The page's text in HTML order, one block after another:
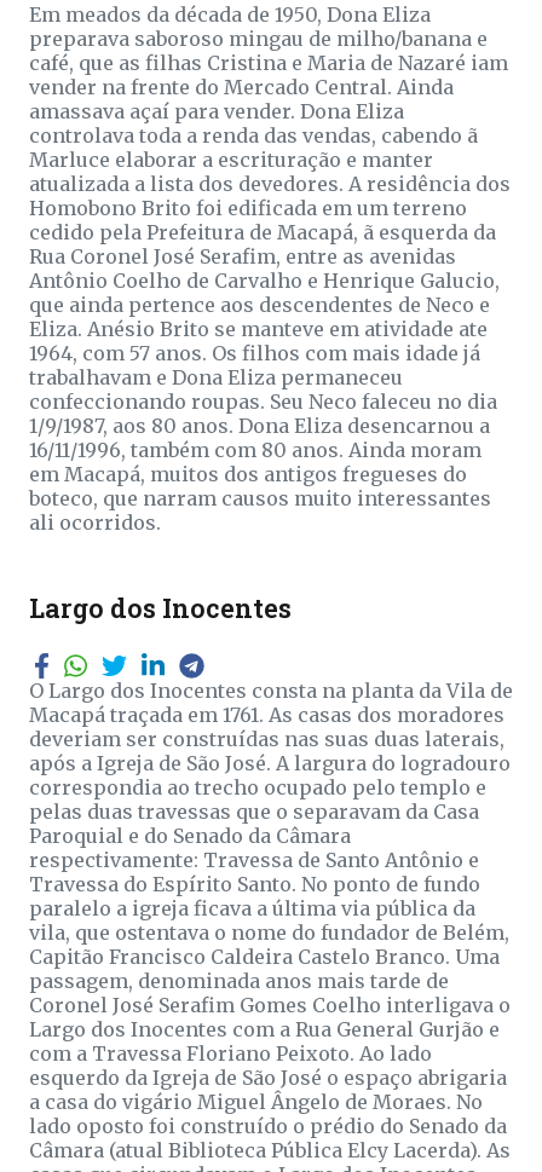
Em meados da década de 1950, Dona Eliza
preparava saboroso mingau de milho/banana e
café, que as filhas Cristina e Maria de Nazaré iam
vender na frente do Mercado Central. Ainda
amassava açaí para vender. Dona Eliza
controlava toda a renda das vendas, cabendo ã
Marluce elaborar a escrituração e manter
atualizada a lista dos devedores. A residência dos
Homobono Brito foi edificada em um terreno
cedido pela Prefeitura de Macapá, ã esquerda da
Rua Coronel José Serafim, entre as avenidas
Antônio Coelho de Carvalho e Henrique Galucio,
que ainda pertence aos descendentes de Neco e
Eliza. Anésio Brito se manteve em atividade ate
1964, com 57 anos. Os filhos com mais idade já
trabalhavam e Dona Eliza permaneceu
confeccionando roupas. Seu Neco faleceu no dia
1/9/1987, aos 80 anos. Dona Eliza desencarnou a
16/11/1996, também com 80 anos. Ainda moram
em Macapá, muitos dos antigos fregueses do
boteco, que narram causos muito interessantes
ali ocorridos.
Largo dos Inocentes
O Largo dos Inocentes consta na planta da Vila de
Macapá traçada em 1761. As casas dos moradores
deveriam ser construídas nas suas duas laterais,
após a Igreja de São José. A largura do logradouro
correspondia ao trecho ocupado pelo templo e
pelas duas travessas que o separavam da Casa
Paroquial e do Senado da Câmara
respectivamente: Travessa de Santo Antônio e
Travessa do Espírito Santo. No ponto de fundo
paralelo a igreja ficava a última via pública da
vila, que ostentava o nome do fundador de Belém,
Capitão Francisco Caldeira Castelo Branco. Uma
passagem, denominada anos mais tarde de
Coronel José Serafim Gomes Coelho interligava o
Largo dos Inocentes com a Rua General Gurjão e
com a Travessa Floriano Peixoto. Ao lado
esquerdo da Igreja de São José o espaço abrigaria
a casa do vigário Miguel Ângelo de Moraes. No
lado oposto foi construído o prédio do Senado da
Câmara (atual Biblioteca Pública Elcy Lacerda). As